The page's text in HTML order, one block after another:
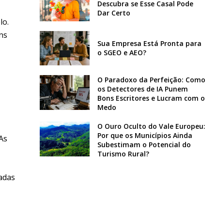
Descubra se Esse Casal Pode
Dar Certo
Sua Empresa Está Pronta para
o SGEO e AEO?
O Paradoxo da Perfeição: Como
os Detectores de IA Punem
Bons Escritores e Lucram com o
Medo
O Ouro Oculto do Vale Europeu:
Por que os Municípios Ainda
Subestimam o Potencial do
Turismo Rural?